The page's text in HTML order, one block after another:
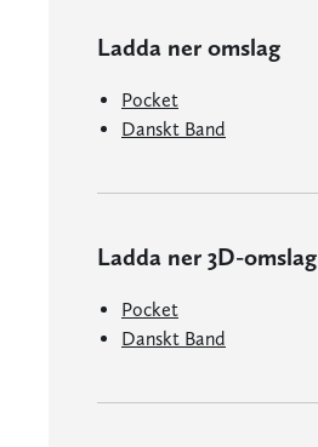
Ladda ner omslag
Pocket
Danskt Band
Ladda ner 3D-omslag
Pocket
Danskt Band